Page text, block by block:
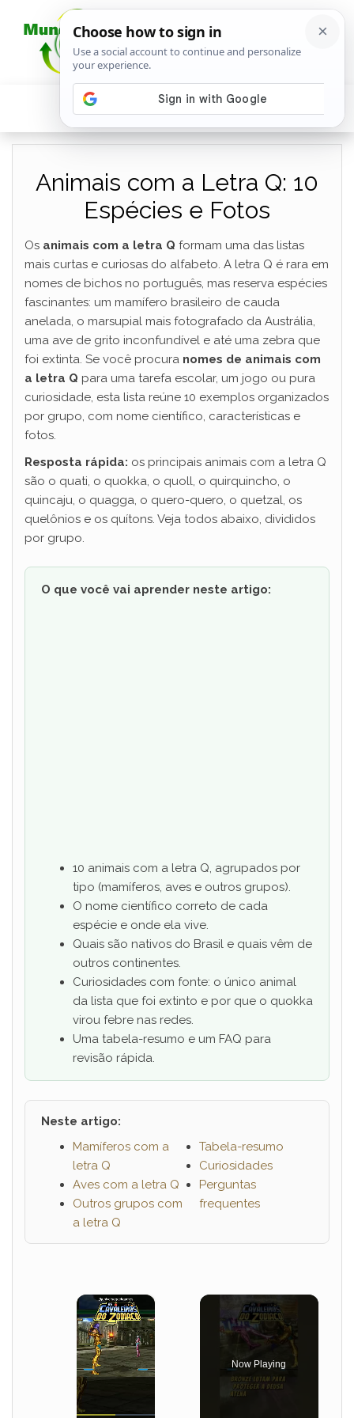
Animais com a Letra Q: 10
Espécies e Fotos
Os animais com a letra Q formam uma das listas
mais curtas e curiosas do alfabeto. A letra Q é rara em
nomes de bichos no português, mas reserva espécies
fascinantes: um mamífero brasileiro de cauda
anelada, o marsupial mais fotografado da Austrália,
uma ave de grito inconfundível e até uma zebra que
foi extinta. Se você procura nomes de animais com
a letra Q para uma tarefa escolar, um jogo ou pura
curiosidade, esta lista reúne 10 exemplos organizados
por grupo, com nome científico, características e
fotos.
Resposta rápida: os principais animais com a letra Q
são o quati, o quokka, o quoll, o quirquincho, o
quincaju, o quagga, o quero-quero, o quetzal, os
quelônios e os quítons. Veja todos abaixo, divididos
por grupo.
O que você vai aprender neste artigo:
10 animais com a letra Q, agrupados por
tipo (mamíferos, aves e outros grupos).
O nome científico correto de cada
espécie e onde ela vive.
Quais são nativos do Brasil e quais vêm de
outros continentes.
Curiosidades com fonte: o único animal
da lista que foi extinto e por que o quokka
virou febre nas redes.
Uma tabela-resumo e um FAQ para
revisão rápida.
Neste artigo:
Mamíferos com a
letra Q
Aves com a letra Q
Outros grupos com
a letra Q
Tabela-resumo
Curiosidades
Perguntas
frequentes
×
Now Playing